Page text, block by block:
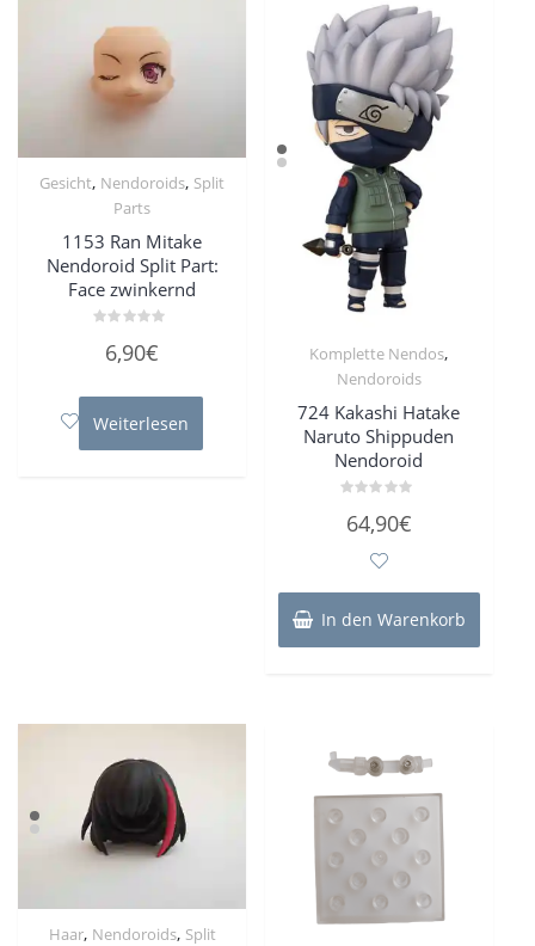
Gesicht, Nendoroids, Split
Parts
1153 Ran Mitake
Nendoroid Split Part:
Face zwinkernd
mit
5
6,90€
Weiterlesen
Komplette Nendos,
Nendoroids
724 Kakashi Hatake
Naruto Shippuden
Nendoroid
mit
64,90€
In den Warenkorb
Haar, Nendoroids, Split